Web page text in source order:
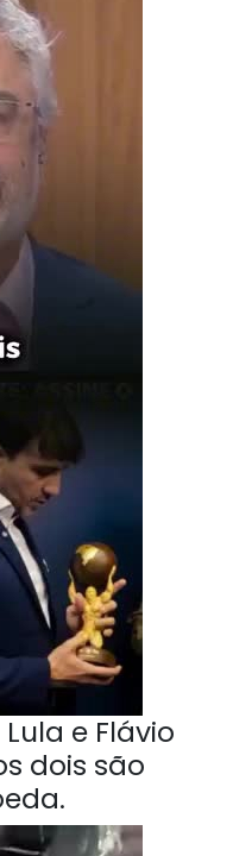
e Flávio
dois são